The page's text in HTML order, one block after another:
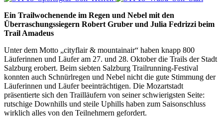
Ein Trailwochenende im Regen und Nebel mit den
Überraschungssiegern Robert Gruber und Julia Fedrizzi beim
Trail Amadeus
Unter dem Motto „cityflair & mountainair“ haben knapp 800
Läuferinnen und Läufer am 27. und 28. Oktober die Trails der Stadt
Salzburg erobert. Beim siebten Salzburg Trailrunning-Festival
konnten auch Schnürlregen und Nebel nicht die gute Stimmung der
Läuferinnen und Läufer beeinträchtigen. Die Mozartstadt
präsentierte sich den Trailläufern von seiner schwierigsten Seite:
rutschige Downhills und steile Uphills haben zum Saisonschluss
wirklich alles von den Teilnehmern gefordert.